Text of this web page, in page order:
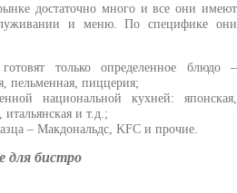
достаточно много и все они имеют
и меню. По специфике они
только определенное блюдо –
пельменная, пиццерия;
национальной кухней: японская,
итальянская и т.д.;
– Макдональдс, KFC и прочие.
для бистро